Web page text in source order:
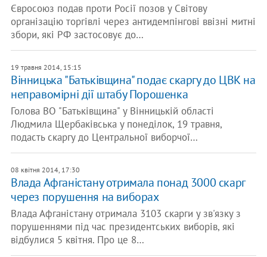
Євросоюз подав проти Росії позов у Світову
організацію торгівлі через антидемпінгові ввізні митні
збори, які РФ застосовує до…
19 травня 2014, 15:15
Вінницька "Батьківщина" подає скаргу до ЦВК на
неправомірні дії штабу Порошенка
Голова ВО "Батьківщина" у Вінницькій області
Людмила Щербаківська у понеділок, 19 травня,
подасть скаргу до Центральної виборчої…
08 квітня 2014, 17:30
Влада Афганістану отримала понад 3000 скарг
через порушення на виборах
Влада Афганістану отримала 3103 скарги у зв'язку з
порушеннями під час президентських виборів, які
відбулися 5 квітня. Про це 8…